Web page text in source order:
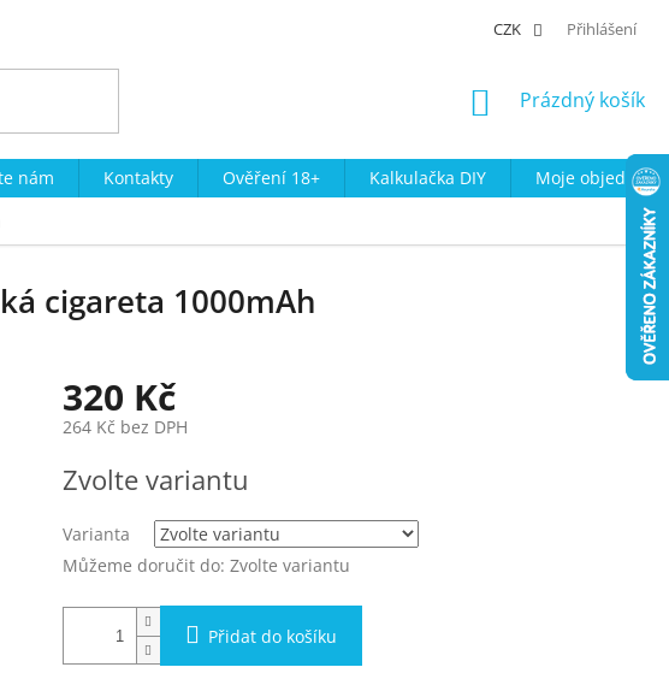
CZK Přihlášení
NÁKUPNÍ
Prázdný košík
nám Kontakty Ověření 18+ Kalkulačka DIY
Moje
cigareta 1000mAh
320 Kč
264 Kč bez DPH
cena:
Zvolte variantu
Varianta
Můžeme doručit do: Zvolte variantu
Přidat do košíku